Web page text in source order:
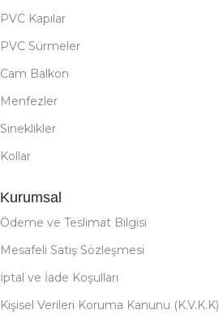
PVC Kapılar
PVC Sürmeler
Cam Balkon
Menfezler
Sineklikler
Kollar
Kurumsal
Ödeme ve Teslimat Bilgisi
Mesafeli Satış Sözleşmesi
İptal ve İade Koşulları
Kişisel Verileri Koruma Kanunu (K.V.K.K)